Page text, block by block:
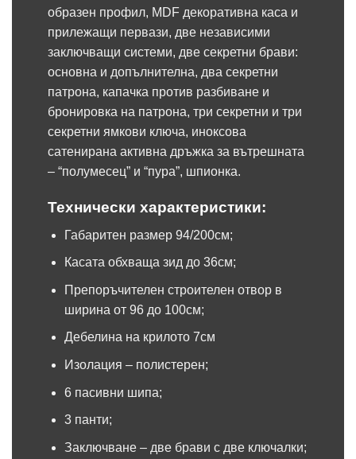
образен профил, MDF декоративна каса и
прилежащи первази, две независими
заключващи системи, две секретни брави:
основна и допълнителна, два секретни
патрона, капачка против разбиване и
бронировка на патрона, три секретни и три
секретни ямкови ключа, иноксова
сатенирана активна дръжка за вътрешната
– “полумесец” и “пура”, шпионка.
Технически характеристики:
Габаритен размер 94/200см;
Касата обхваща зид до 36см;
Препоръчителен строителен отвор в
ширина от 96 до 100см;
Дебелина на крилото 7см
Изолация – полистерен;
6 пасивни шипа;
3 панти;
Заключване – две брави с две ключалки;